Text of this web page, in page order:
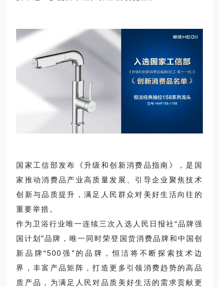
国家工信部发布《升级和创新消费品指南》，是国
家推动消费品产业高质量发展、引导企业聚焦技术
创新与品质提升，满足人民群众对美好生活向往的
重要举措。
作为卫浴行业唯一连续三次入选人民日报社“品牌强
国计划”品牌，唯一同时荣登国货消费品牌和中国创
新品牌“500强”的品牌，恒洁将不断探索技术边
界，丰富产品矩阵，打造更多引领消费趋势的高品
质产品，为满足人民对品质美好生活的需求贡献更